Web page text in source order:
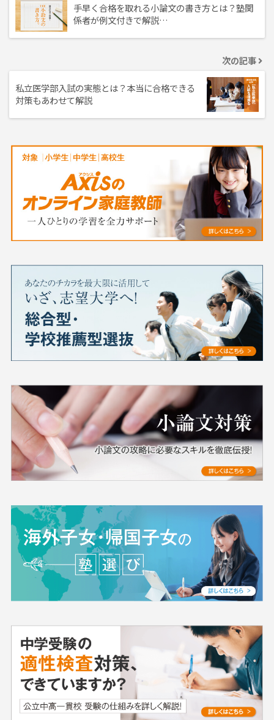
手早く合格を取れる小論文の書き方とは？塾関
係者が例文付きで解説…
次の記事
私立医学部入試の実態とは？本当に合格できる
対策もあわせて解説